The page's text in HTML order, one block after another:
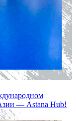
— Astana Hub!